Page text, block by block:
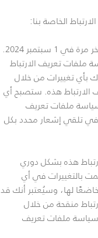
الخاصة بنا:
تم تحديث سياسة ملفات تعريف الارتباط هذه آخر مرة في 1 سبتمبر 2024.
ملفات تعريف الارتباط
تغييرات من خلال
الارتباط هذه. ستصبح أي
ملفات تعريف
في تلقي إشعار محدد بكل
هذه بشكل دوري
بالتغييرات في أي
لها، وسيُعتبر أنك قد
منقحة من خلال
سياسة ملفات تعريف